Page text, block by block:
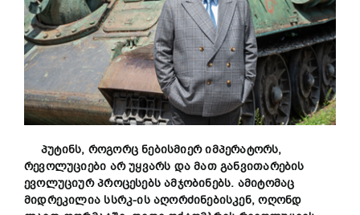
პუტინს, როგორც ნებისმიერ იმპერატორს,
რევოლუციები არ უყვარს და მათ განვითარების
ევოლუციურ პროცესებს ამჯობინებს. ამიტომაც
მიდრეკილია სსრკ-ის აღორძინებისკენ, ოღონდ